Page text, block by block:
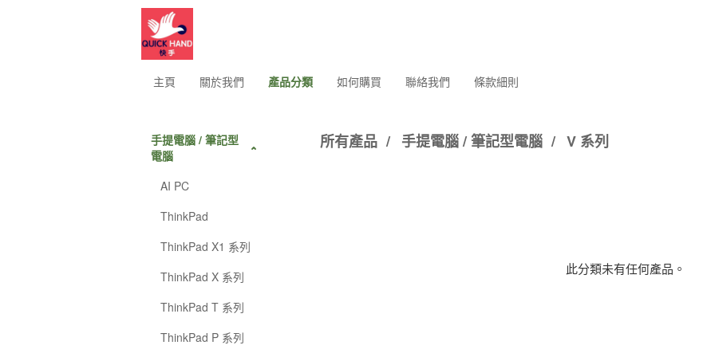
主頁 關於我們 產品分類 如何購買 聯絡我們 條款細則
手提電腦 / 筆記型
電腦
AI PC
ThinkPad
ThinkPad X1 系列
ThinkPad X 系列
ThinkPad T 系列
ThinkPad P 系列
所有產品 / 手提電腦 / 筆記型電腦 / V 系列
此分類未有任何產品。